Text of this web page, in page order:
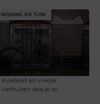
WONING EN TUIN
Koelkast en vriezer
verhuizen doe je zo